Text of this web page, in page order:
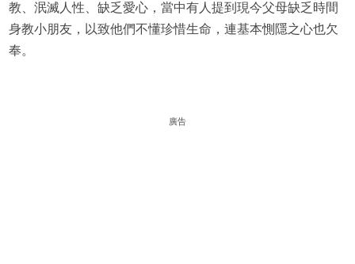
教、泯滅人性、缺乏愛心，當中有人提到現今父母缺乏時間
身教小朋友，以致他們不懂珍惜生命，連基本惻隱之心也欠
奉。
廣告